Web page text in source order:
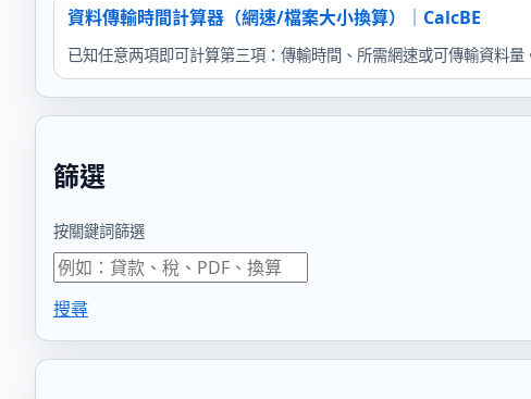
資料傳輸時間計算器（網速/檔案大小換算）｜CalcBE
已知任意两項即可計算第三項：傳輸時間、所需網速或可傳輸資料
篩選
按關鍵詞篩選
搜尋